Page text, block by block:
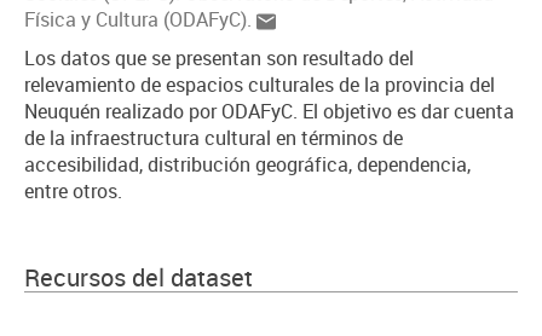
Física y Cultura (ODAFyC).
Los datos que se presentan son resultado del
relevamiento de espacios culturales de la provincia del
Neuquén realizado por ODAFyC. El objetivo es dar cuenta
de la infraestructura cultural en términos de
accesibilidad, distribución geográfica, dependencia,
entre otros.
Recursos del dataset